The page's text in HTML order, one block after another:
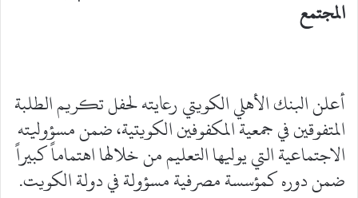
المجتمع
أعلن البنك الأهلي الكويتي رعايته لحفل تكريم الطلبة
المتفوقين في جمعية المكفوفين الكويتية، ضمن مسؤوليته
الاجتماعية التي يوليها التعليم من خلالها اهتماماً كبيراً
ضمن دوره كمؤسسة مصرفية مسؤولة في دولة الكويت.